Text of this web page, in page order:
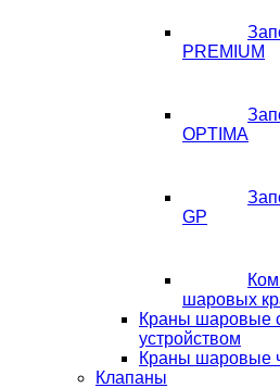
PREMIUM
OPTIMA
GP
шаровых
Краны шаровые
устройством
Краны шаровые
Клапаны